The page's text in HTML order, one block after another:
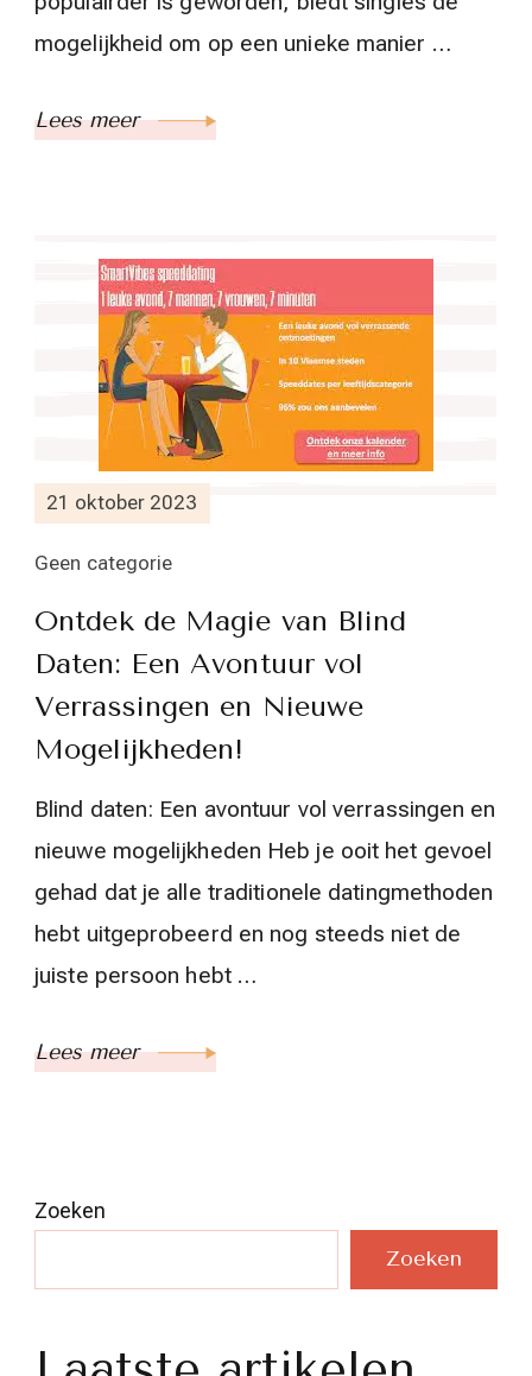
mogelijkheid om op een unieke manier …
Lees meer
21 oktober 2023
Geen categorie
Ontdek de Magie van Blind
Daten: Een Avontuur vol
Verrassingen en Nieuwe
Mogelijkheden!
Blind daten: Een avontuur vol verrassingen en
nieuwe mogelijkheden Heb je ooit het gevoel
gehad dat je alle traditionele datingmethoden
hebt uitgeprobeerd en nog steeds niet de
juiste persoon hebt …
Lees meer
Zoeken
Zoeken